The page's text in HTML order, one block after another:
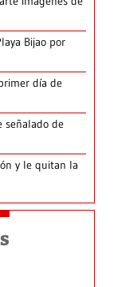
Bijao por
día de
señalado de
y le quitan la